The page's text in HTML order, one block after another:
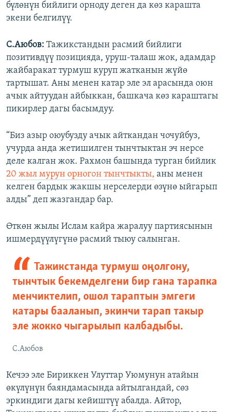
бүлөнүн бийлиги орноду деген да көз карашта
экени белгилүү.
С.Аюбов: Тажикстандын расмий бийлиги
позитивдүү позицияда, уруш-талаш жок, адамдар
жайбаракат турмуш куруп жатканын жүйө
тартышат. Аны менен катар эле эл арасында оюн
ачык айтуудан айбыккан, башкача көз караштагы
пикирлер дагы басымдуу.
“Биз азыр оюубузду ачык айткандан чочуйбуз,
учурда анда жетишилген тынчтыктан эч нерсе
деле калган жок. Рахмон башында турган бийлик
20 жыл мурун орногон тынчтыкты, аны менен
келген бардык жакшы нерселерди өзүнө ыйгарып
алды” деп жазгандар бар.
Өткөн жылы Ислам кайра жаралуу партиясынын
ишмердүүлүгүнө расмий тыюу салынган.
Тажикстанда турмуш оңолгону,
тынчтык бекемделгени бир гана тарапка
менчиктелип, ошол тараптын эмгеги
катары бааланып, экинчи тарап такыр
эле жокко чыгарылып калбадыбы.
С.Аюбов
Кечээ эле Бириккен Улуттар Уюмунун атайын
өкүлүнүн баяндамасында айтылгандай, сөз
эркиндиги дагы кейиштүү абалда. Айтор,